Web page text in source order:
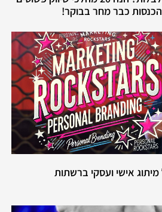
הכנסות כבר מחר בבוקר!
אישי ועסקי ברשתות